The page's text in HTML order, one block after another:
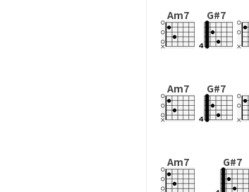
Am7 G#7
Am7 G#7
Am7 G#7